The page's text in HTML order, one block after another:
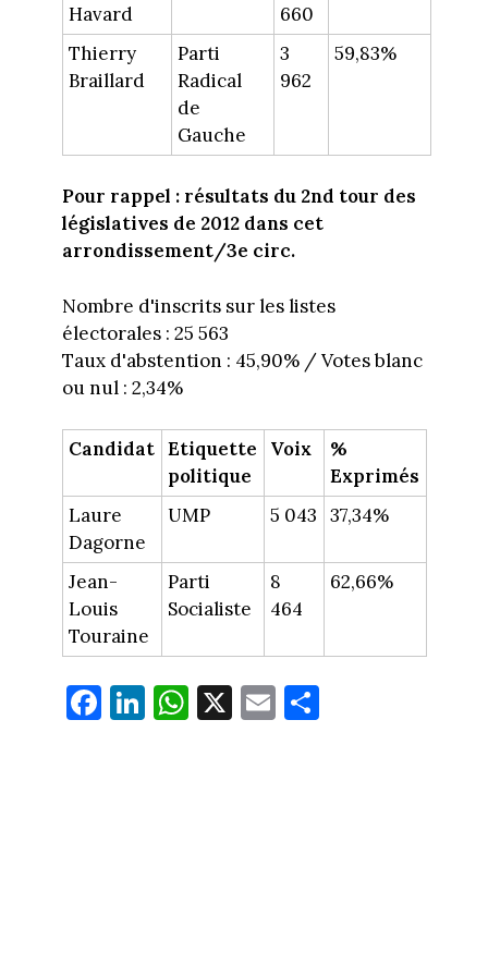
Havard
660
Thierry
Braillard
Parti
Radical
de
Gauche
3
962
59,83%
Pour rappel : résultats du 2nd tour des
législatives de 2012 dans cet
arrondissement/3e circ.
Nombre d'inscrits sur les listes
électorales : 25 563
Taux d'abstention : 45,90% / Votes blanc
ou nul : 2,34%
Candidat Etiquette
politique
Voix
%
Exprimés
Laure
Dagorne
UMP 5 043 37,34%
Jean-
Louis
Touraine
Parti
Socialiste
8
464
62,66%
Fa
ce
Li
nk
W
ha
X E
m
Pa